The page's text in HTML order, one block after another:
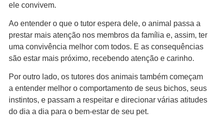
ele convivem.
Ao entender o que o tutor espera dele, o animal passa a
prestar mais atenção nos membros da família e, assim, ter
uma convivência melhor com todos. E as consequências
são estar mais próximo, recebendo atenção e carinho.
Por outro lado, os tutores dos animais também começam
a entender melhor o comportamento de seus bichos, seus
instintos, e passam a respeitar e direcionar várias atitudes
do dia a dia para o bem-estar de seu pet.